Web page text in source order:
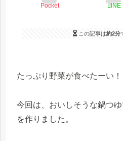
Pocket LINE
この記事は約2分
たっぷり野菜が食べたーい！
今回は、おいしそうな鍋つ
を作りました。